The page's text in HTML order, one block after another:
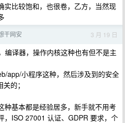
实比较饱和，也很卷，乙方，当然现
干网安 3 月 19 日
编译器，操作内核这种也有但不是主
app/小程序这种，然后涉及到的安全
的；
种基本都是经验居多，新手就不用考
，ISO 27001 认证、GDPR 要求，个